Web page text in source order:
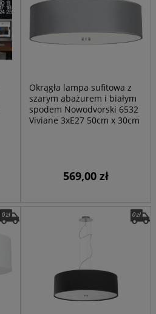
Okrągła lampa sufitowa z
szarym abażurem i białym
spodem Nowodvorski 6532
Viviane 3xE27 50cm x 30cm
569,00 zł